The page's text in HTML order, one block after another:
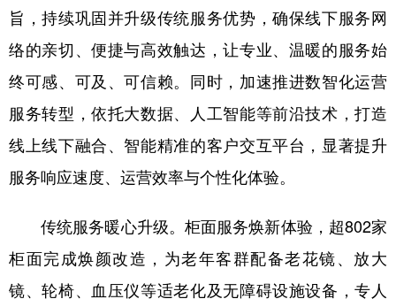
旨，持续巩固并升级传统服务优势，确保线下服务网
络的亲切、便捷与高效触达，让专业、温暖的服务始
终可感、可及、可信赖。同时，加速推进数智化运营
服务转型，依托大数据、人工智能等前沿技术，打造
线上线下融合、智能精准的客户交互平台，显著提升
服务响应速度、运营效率与个性化体验。
传统服务暖心升级。柜面服务焕新体验，超802家
柜面完成焕颜改造，为老年客群配备老花镜、放大
镜、轮椅、血压仪等适老化及无障碍设施设备，专人